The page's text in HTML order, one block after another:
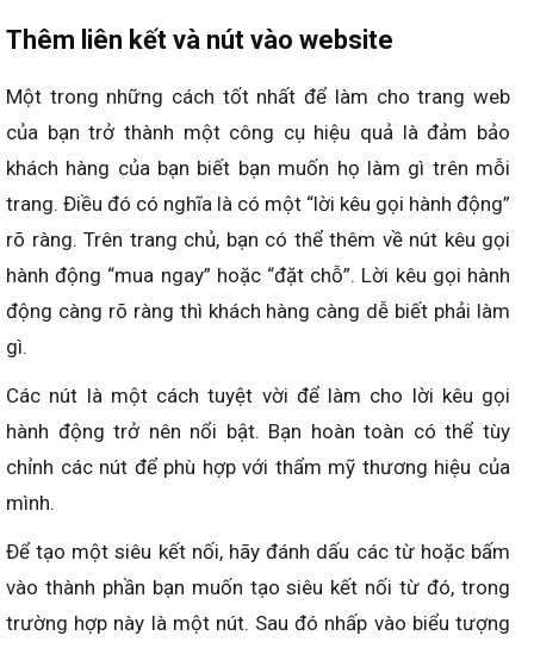
Thêm liên kết và nút vào website
Một trong những cách tốt nhất để làm cho trang web
của bạn trở thành một công cụ hiệu quả là đảm bảo
khách hàng của bạn biết bạn muốn họ làm gì trên mỗi
trang. Điều đó có nghĩa là có một “lời kêu gọi hành động”
rõ ràng. Trên trang chủ, bạn có thể thêm về nút kêu gọi
hành động “mua ngay” hoặc “đặt chỗ”. Lời kêu gọi hành
động càng rõ ràng thì khách hàng càng dễ biết phải làm
gì.
Các nút là một cách tuyệt vời để làm cho lời kêu gọi
hành động trở nên nổi bật. Bạn hoàn toàn có thể tùy
chỉnh các nút để phù hợp với thẩm mỹ thương hiệu của
mình.
Để tạo một siêu kết nối, hãy đánh dấu các từ hoặc bấm
vào thành phần bạn muốn tạo siêu kết nối từ đó, trong
trường hợp này là một nút. Sau đó nhấp vào biểu tượng